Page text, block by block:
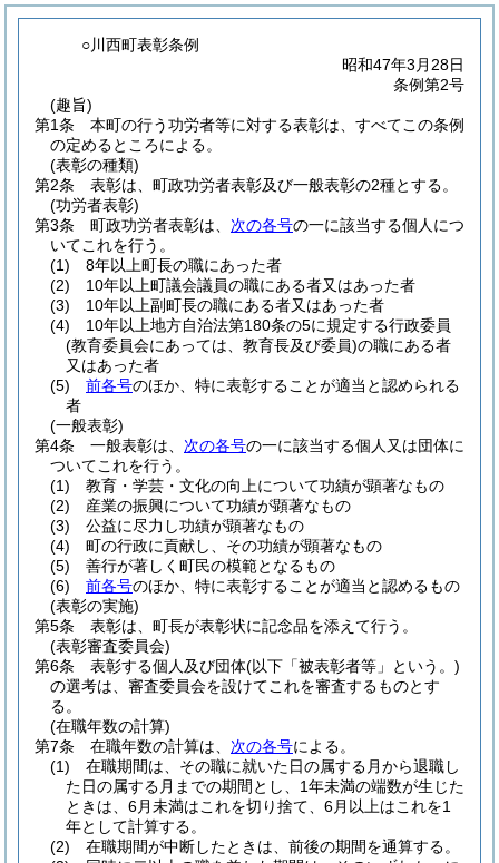
○川西町表彰条例
昭和47年3月28日
条例第2号
(趣旨)
第1条
本町の行う功労者等に対する表彰は、すべてこの条例
の定めるところによる。
(表彰の種類)
第2条
表彰は、町政功労者表彰及び一般表彰の2種とする。
(功労者表彰)
第3条
町政功労者表彰は、 次の各号の一に該当する個人につ
いてこれを行う。
(1)
8年以上町長の職にあった者
(2)
10年以上町議会議員の職にある者又はあった者
(3)
10年以上副町長の職にある者又はあった者
(4)
10年以上地方自治法第180条の5に規定する行政委員
(教育委員会にあっては、教育長及び委員)の職にある者
又はあった者
(5)
前各号のほか、特に表彰することが適当と認められる
者
(一般表彰)
第4条
一般表彰は、 次の各号の一に該当する個人又は団体に
ついてこれを行う。
(1)
教育・学芸・文化の向上について功績が顕著なもの
(2)
産業の振興について功績が顕著なもの
(3)
公益に尽力し功績が顕著なもの
(4)
町の行政に貢献し、その功績が顕著なもの
(5)
善行が著しく町民の模範となるもの
(6)
前各号のほか、特に表彰することが適当と認めるもの
(表彰の実施)
第5条
表彰は、町長が表彰状に記念品を添えて行う。
(表彰審査委員会)
第6条
表彰する個人及び団体(以下「被表彰者等」という。)
の選考は、審査委員会を設けてこれを審査するものとす
る。
(在職年数の計算)
第7条
在職年数の計算は、 次の各号による。
(1)
在職期間は、その職に就いた日の属する月から退職し
た日の属する月までの期間とし、1年未満の端数が生じた
ときは、6月未満はこれを切り捨て、6月以上はこれを1
年として計算する。
(2)
在職期間が中断したときは、前後の期間を通算する。